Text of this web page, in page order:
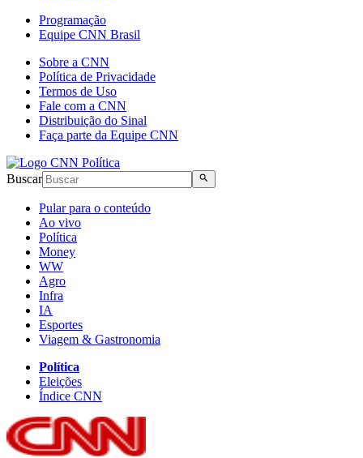
Programação
Equipe CNN Brasil
Sobre a CNN
Política de Privacidade
Termos de Uso
Fale com a CNN
Distribuição do Sinal
Faça parte da Equipe CNN
Buscar
Pular para o conteúdo
Ao vivo
Política
Money
WW
Agro
Infra
IA
Esportes
Viagem & Gastronomia
Política
Eleições
Índice CNN